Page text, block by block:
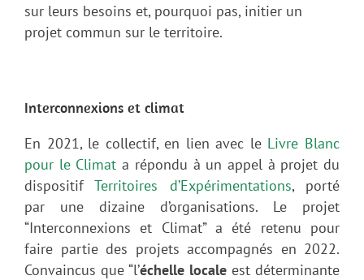
sur leurs besoins et, pourquoi pas, initier un
projet commun sur le territoire.
Interconnexions et climat
En 2021, le collectif, en lien avec le Livre Blanc
pour le Climata répondu à un appel à projet du
dispositifTerritoires d’Expérimentations, porté
par une dizaine d’organisations. Le projet
“Interconnexions et Climat” a été retenu pour
faire partie des projets accompagnés en 2022.
Convaincus que “l’échelle locale est déterminante